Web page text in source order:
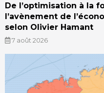
De l’optimisation à la
l’avènement de
selon Olivier Hamant
7 août 2026